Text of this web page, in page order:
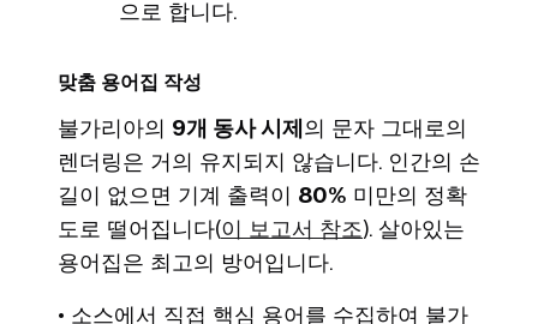
으로 합니다.
맞춤 용어집 작성
불가리아의 9개 동사 시제 의 문자 그대로의
렌더링은 거의 유지되지 않습니다. 인간의 손
길이 없으면 기계 출력이 80% 미만의 정확
도로 떨어집니다(이 보고서 참조). 살아있는
용어집은 최고의 방어입니다.
• 소스에서 직접 핵심 용어를 수집하여 불가